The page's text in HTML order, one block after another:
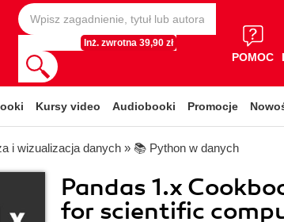
Inż. zwrotna 39,90 zł
POMOC
Kursy video Audiobooki Promocje
i wizualizacja danych » 📚 Python w danych
Pandas 1.x
for scientific